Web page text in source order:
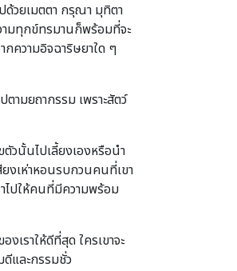
ด้วยเมตตา กรุณา มุทิตา
มทุกข์ทรมานก็พร้อมที่จะ
กความอิจฉาริษยาใด ๆ
ามยถากรรม เพราะสัตว์
วนั้นไปเลี้ยงเองหรือนำ
งเห่าหอนรบกวนคนที่เขา
ไปให้คนที่มีความพร้อม
งเราให้ดีที่สุด ใครเขาจะ
และกรรมชั่ว